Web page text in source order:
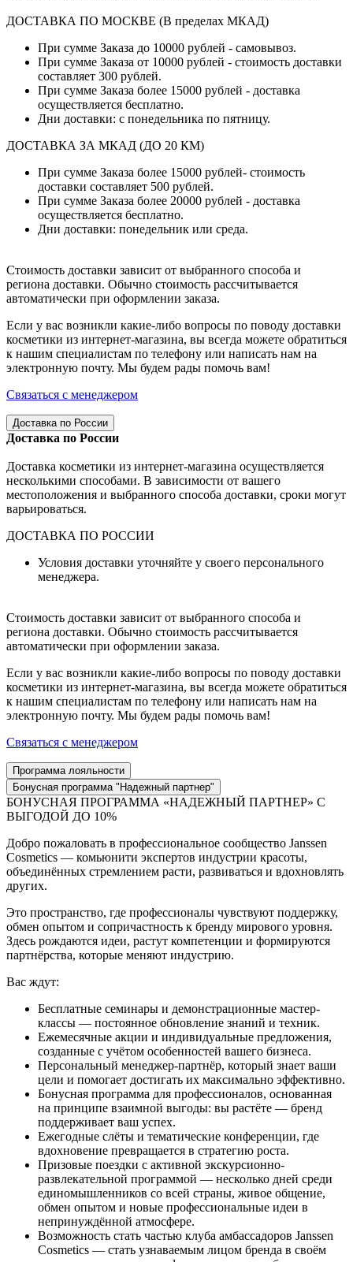
ДОСТАВКА ПО МОСКВЕ (В пределах МКАД)
При сумме Заказа до 10000 рублей - самовывоз.
При сумме Заказа от 10000 рублей - стоимость доставки
составляет 300 рублей.
При сумме Заказа более 15000 рублей - доставка
осуществляется бесплатно.
Дни доставки: с понедельника по пятницу.
ДОСТАВКА ЗА МКАД (ДО 20 КМ)
При сумме Заказа более 15000 рублей- стоимость
доставки составляет 500 рублей.
При сумме Заказа более 20000 рублей - доставка
осуществляется бесплатно.
Дни доставки: понедельник или среда.
Стоимость доставки зависит от выбранного способа и
региона доставки. Обычно стоимость рассчитывается
автоматически при оформлении заказа.
Если у вас возникли какие-либо вопросы по поводу доставки
косметики из интернет-магазина, вы всегда можете обратиться
к нашим специалистам по телефону или написать нам на
электронную почту. Мы будем рады помочь вам!
Связаться с менеджером
Доставка по России
Доставка по России
Доставка косметики из интернет-магазина осуществляется
несколькими способами. В зависимости от вашего
местоположения и выбранного способа доставки, сроки могут
варьироваться.
ДОСТАВКА ПО РОССИИ
Условия доставки уточняйте у своего персонального
менеджера.
Стоимость доставки зависит от выбранного способа и
региона доставки. Обычно стоимость рассчитывается
автоматически при оформлении заказа.
Если у вас возникли какие-либо вопросы по поводу доставки
косметики из интернет-магазина, вы всегда можете обратиться
к нашим специалистам по телефону или написать нам на
электронную почту. Мы будем рады помочь вам!
Связаться с менеджером
Программа лояльности
Бонусная программа "Надежный партнер"
БОНУСНАЯ ПРОГРАММА «НАДЕЖНЫЙ ПАРТНЕР» С
ВЫГОДОЙ ДО 10%
Добро пожаловать в профессиональное сообщество Janssen
Cosmetics — комьюнити экспертов индустрии красоты,
объединённых стремлением расти, развиваться и вдохновлять
других.
Это пространство, где профессионалы чувствуют поддержку,
обмен опытом и сопричастность к бренду мирового уровня.
Здесь рождаются идеи, растут компетенции и формируются
партнёрства, которые меняют индустрию.
Вас ждут:
Бесплатные семинары и демонстрационные мастер-
классы — постоянное обновление знаний и техник.
Ежемесячные акции и индивидуальные предложения,
созданные с учётом особенностей вашего бизнеса.
Персональный менеджер-партнёр, который знает ваши
цели и помогает достигать их максимально эффективно.
Бонусная программа для профессионалов, основанная
на принципе взаимной выгоды: вы растёте — бренд
поддерживает ваш успех.
Ежегодные слёты и тематические конференции, где
вдохновение превращается в стратегию роста.
Призовые поездки с активной экскурсионно-
развлекательной программой — несколько дней среди
единомышленников со всей страны, живое общение,
обмен опытом и новые профессиональные идеи в
непринуждённой атмосфере.
Возможность стать частью клуба амбассадоров Janssen
Cosmetics — стать узнаваемым лицом бренда в своём